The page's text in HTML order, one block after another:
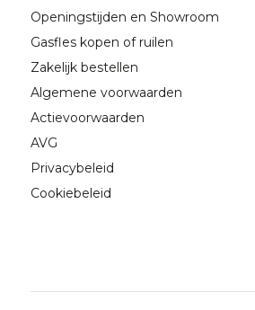
Openingstijden en Showroom
Gasfles kopen of ruilen
Zakelijk bestellen
Algemene voorwaarden
Actievoorwaarden
AVG
Privacybeleid
Cookiebeleid